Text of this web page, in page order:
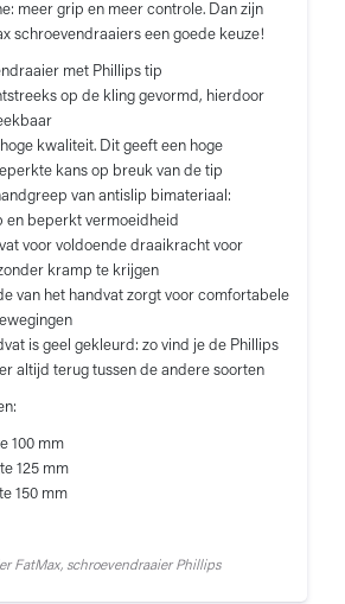
meer grip en meer controle. Dan zijn
schroevendraaiers een goede keuze!
met Phillips tip
op de kling gevormd, hierdoor
kwaliteit. Dit geeft een hoge
kans op breuk van de tip
van antislip bimateriaal:
en beperkt vermoeidheid
voor voldoende draaikracht voor
kramp te krijgen
van het handvat zorgt voor comfortabele
is geel gekleurd: zo vind je de Phillips
altijd terug tussen de andere soorten
100 mm
125 mm
150 mm
FatMax, schroevendraaier Phillips